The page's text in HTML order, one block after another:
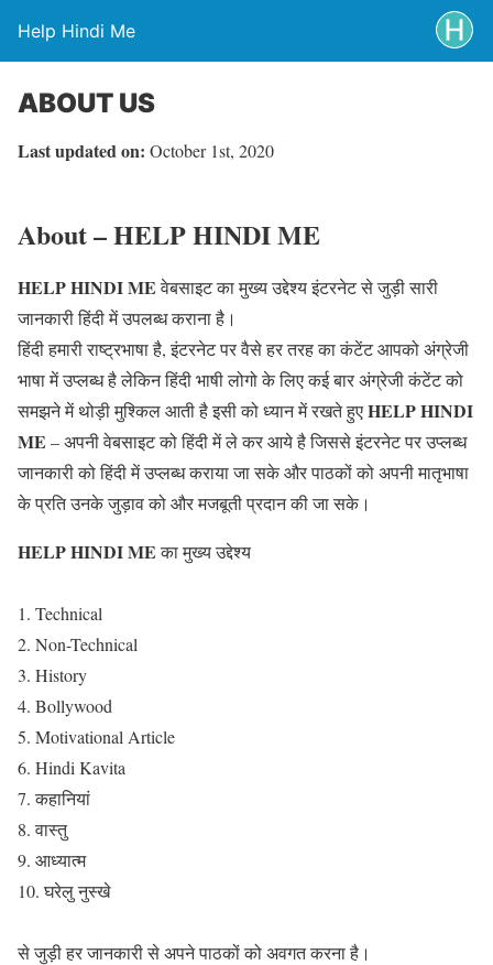
Help Hindi Me
ABOUT US
Last updated on: October 1st, 2020
About – HELP HINDI ME
HELP HINDI MEवेबसाइट का मुख्य उद्देश्य इंटरनेट से जुड़ी सारी
जानकारी हिंदी में उपलब्ध कराना है।
हिंदी हमारी राष्ट्रभाषा है, इंटरनेट पर वैसे हर तरह का कंटेंट आपको अंग्रेजी
भाषा में उप्लब्ध है लेकिन हिंदी भाषी लोगो के लिए कई बार अंग्रेजी कंटेंट को
समझने में थोड़ी मुश्किल आती है इसी को ध्यान में रखते हुएHELP HINDI
ME – अपनी वेबसाइट को हिंदी में ले कर आये है जिससे इंटरनेट पर उप्लब्ध
जानकारी को हिंदी में उप्लब्ध कराया जा सके और पाठकों को अपनी मातृभाषा
के प्रति उनके जुड़ाव को और मजबूती प्रदान की जा सके।
HELP HINDI MEका मुख्य उद्देश्य
1. Technical
2. Non-Technical
3. History
4. Bollywood
5. Motivational Article
6. Hindi Kavita
7. कहानियां
8. वास्तु
9. आध्यात्म
10. घरेलु नुस्खे
से जुड़ी हर जानकारी से अपने पाठकों को अवगत करना है।